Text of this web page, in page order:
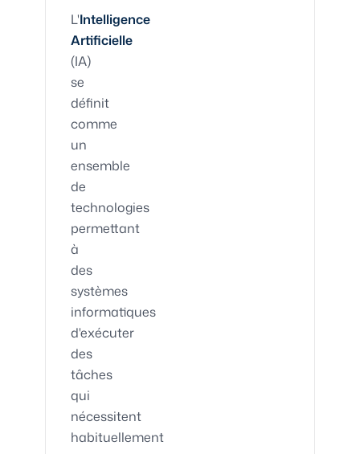
L'Intelligence
Artificielle
(IA)
se
définit
comme
un
ensemble
de
technologies
permettant
à
des
systèmes
informatiques
d'exécuter
des
tâches
qui
nécessitent
habituellement